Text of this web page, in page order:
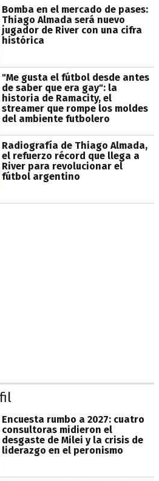
Bomba en el mercado de pases:
Thiago Almada será nuevo
jugador de River con una cifra
histórica
"Me gusta el fútbol desde antes
de saber que era gay": la
historia de Ramacity, el
streamer que rompe los moldes
del ambiente futbolero
Radiografía de Thiago Almada,
el refuerzo récord que llega a
River para revolucionar el
fútbol argentino
Encuesta rumbo a 2027: cuatro
consultoras midieron el
desgaste de Milei y la crisis de
liderazgo en el peronismo